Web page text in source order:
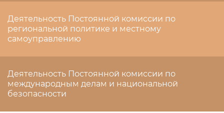
Деятельность Постоянной комиссии по
региональной политике и местному
самоуправлению
Деятельность Постоянной комиссии по
международным делам и национальной
безопасности